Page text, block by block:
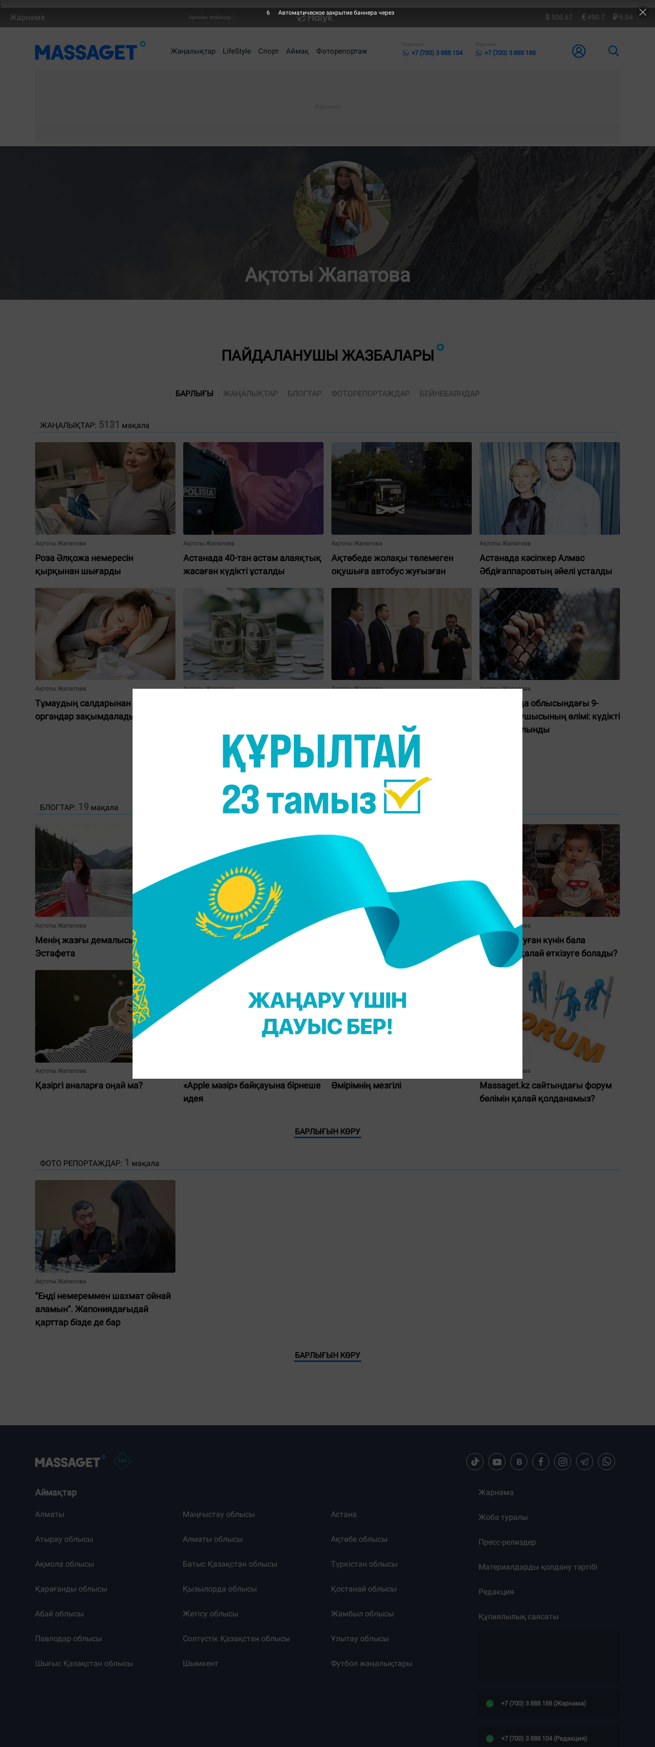
;
Жарнама
Арнайы жобалар 500.67 490.7 6.04
Жаңалықтар LifeStyle Спорт Аймақ Фоторепортаж
Редакция
+7 (700) 3 888 104
Жарнама
+7 (700) 3 888 188
Ақтоты Жапатова
ПАЙДАЛАНУШЫ ЖАЗБАЛАРЫ
БАРЛЫҒЫ ЖАҢАЛЫҚТАР БЛОГТАР ФОТОРЕПОРТАЖДАР БЕЙНЕБАЯНДАР
ЖАҢАЛЫҚТАР: 5131 мақала
Ақтоты Жапатова
Роза Әлқожа немересін
қырқынан шығарды
Ақтоты Жапатова
Астанада 40-тан астам алаяқтық
жасаған күдікті ұсталды
Ақтоты Жапатова
Ақтөбеде жолақы төлемеген
оқушыға автобус жуғызған
Ақтоты Жапатова
Астанада кәсіпкер Алмас
Әбдіғаппаровтың әйелі ұсталды
Ақтоты Жапатова
Тұмаудың салдарынан қандай
органдар зақымдалады?
Ақтоты Жапатова Ақтоты Жапатова
қазақстандықтардың
жақындарына жаңа үй сыйлады
Ақтоты Жапатова
Қызылорда облысындағы 9-
сынып оқушысының өлімі: күдікті
қамауға алынды
БЛОГТАР: 19 мақала
Ақтоты Жапатова
Менің жазғы демалысым.
Эстафета
Ақтоты Жапатова
Жеке тәжірибе: баланың тіс күтімі
Ақтоты Жапатова
Баласын бала-бақшаға беретін
ата-аналарға бірнеше кеңес
Ақтоты Жапатова
Баланың туған күнін бала
бақшада қалай өткізуге болады?
Ақтоты Жапатова
Қазіргі аналарға оңай ма?
«Apple мәзір» байқауына бірнеше
идея
Өмірімнің мезгілі
Ақтоты Жапатова
Massaget.kz сайтындағы форум
бөлімін қалай қолданамыз?
БАРЛЫҒЫН КӨРУ
ФОТО РЕПОРТАЖДАР: 1 мақала
Ақтоты Жапатова
"Енді немереммен шахмат ойнай
аламын". Жапониядағыдай
қарттар бізде де бар
БАРЛЫҒЫН КӨРУ
Аймақтар
Алматы Маңғыстау облысы Астана
Атырау облысы Алматы облысы Ақтөбе облысы
Ақмола облысы Батыс Қазақстан облысы Түркістан облысы
Қарағанды облысы Қызылорда облысы Қостанай облысы
Абай облысы Жетісу облысы Жамбыл облысы
Павлодар облысы Солтүстік Қазақстан облысы Ұлытау облысы
Шығыс Қазақстан облысы Шымкент Футбол жаңалықтары
Жарнама
Жоба туралы
Пресс-релиздер
Материалдарды қолдану тәртібі
Редакция
Құпиялылық саясаты
+7 (700) 3 888 188 (Жарнама)
+7 (700) 3 888 104 (Редакция)
5 Автоматическое закрытие баннера через